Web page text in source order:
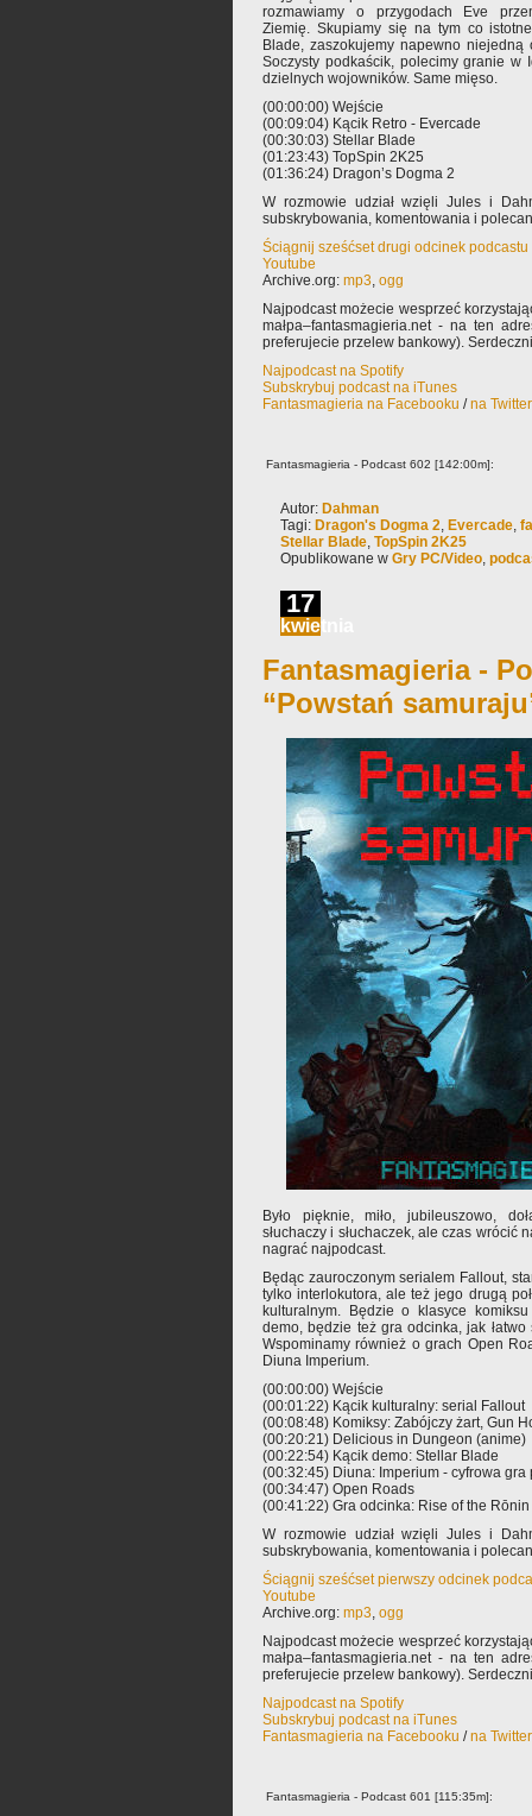
rozmawiamy o przygodach Eve
Ziemię. Skupiamy się na tym co
Blade, zaszokujemy napewno
Soczysty podkaścik, polecimy granie w
dzielnych wojowników. Same mięso.
(00:00:00) Wejście
(00:09:04) Kącik Retro - Evercade
(00:30:03) Stellar Blade
(01:23:43) TopSpin 2K25
(01:36:24) Dragon’s Dogma 2
W rozmowie udział wzięli Jules i
subskrybowania, komentowania i
Ściągnij sześćset drugi odcinek podcastu
Youtube
Archive.org: mp3, ogg
Najpodcast możecie wesprzeć
małpa–fantasmagieria.net - na ten
preferujecie przelew bankowy).
Najpodcast na Spotify
Subskrybuj podcast na iTunes
Fantasmagieria na Facebooku /na
Fantasmagieria - Podcast 602 [142:00m]:
Autor: Dahman
Tagi: Dragon's Dogma 2, Evercade,
Stellar Blade, TopSpin 2K25
Opublikowane w Gry PC/Video,
17
kwietnia
Fantasmagieria -
“Powstań
Było pięknie, miło, jubileuszowo,
słuchaczy i słuchaczek, ale czas wrócić
nagrać najpodcast.
Będąc zauroczonym serialem Fallout,
tylko interlokutora, ale też jego drugą
kulturalnym. Będzie o klasyce
demo, będzie też gra odcinka, jak
Wspominamy również o grach Open
Diuna Imperium.
(00:00:00) Wejście
(00:01:22) Kącik kulturalny: serial Fallout
(00:08:48) Komiksy: Zabójczy żart, Gun
(00:20:21) Delicious in Dungeon (anime)
(00:22:54) Kącik demo: Stellar Blade
(00:32:45) Diuna: Imperium - cyfrowa gra
(00:34:47) Open Roads
(00:41:22) Gra odcinka: Rise of the Rōnin
W rozmowie udział wzięli Jules i
subskrybowania, komentowania i
Ściągnij sześćset pierwszy odcinek
Youtube
Archive.org: mp3, ogg
Najpodcast możecie wesprzeć
małpa–fantasmagieria.net - na ten
preferujecie przelew bankowy).
Najpodcast na Spotify
Subskrybuj podcast na iTunes
Fantasmagieria na Facebooku /na
Fantasmagieria - Podcast 601 [115:35m]: